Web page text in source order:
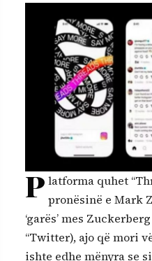
P latforma quhet
pronësinë e Mark
‘garës’ mes
“Twitter), ajo që mori
ishte edhe mënyra se